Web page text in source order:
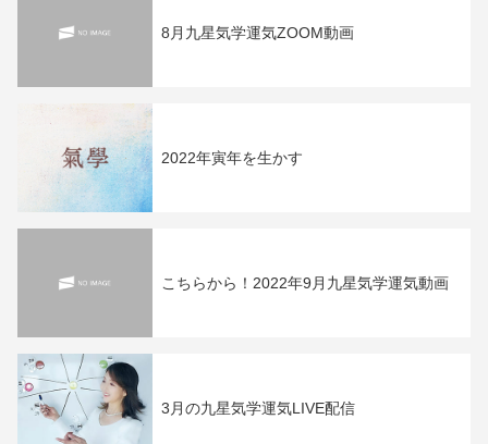
8月九星気学運気ZOOM動画
2022年寅年を生かす
こちらから！2022年9月九星気学運気動画
3月の九星気学運気LIVE配信